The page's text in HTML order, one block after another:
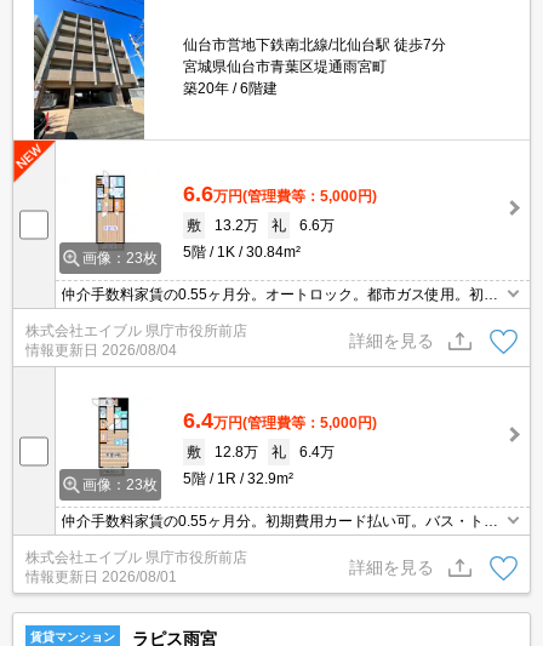
仙台市営地下鉄南北線/北仙台駅 徒歩7分
宮城県仙台市青葉区堤通雨宮町
築20年
6階建
画像：23枚
6.6万円(管理費等：5,000円)
敷
13.2万 礼
6.6万
5階
1K 30.84m²
仲介手数料家賃の0.55ヶ月分。オートロック。都市ガス使用。初期
費用カード払い可。洗面化粧台付き。温水洗浄便座付き。エアコン
付き。追焚給湯。宅配ボックスあり。
株式会社エイブル 県庁市役所前店
情報更新日 2026/08/04
詳細を見る
画像：23枚
6.4万円(管理費等：5,000円)
敷
12.8万 礼
6.4万
5階
1R 32.9m²
仲介手数料家賃の0.55ヶ月分。初期費用カード払い可。バス・トイ
レ別。洗面化粧台付き。温水洗浄便座付き。システムキッチン。カ
ウンターキッチン。TVインターホン付き。
株式会社エイブル 県庁市役所前店
情報更新日 2026/08/01
詳細を見る
賃貸マンション ラピス雨宮